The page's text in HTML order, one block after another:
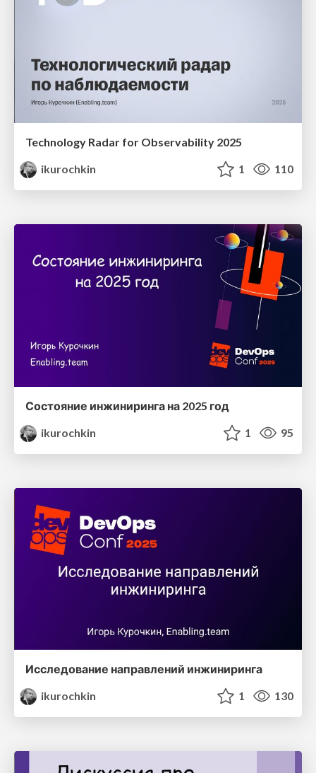
Technology Radar for Observability 2025
ikurochkin
1 110
Состояние инжиниринга на 2025 год
ikurochkin
1 95
Исследование направлений инжиниринга
ikurochkin
1 130